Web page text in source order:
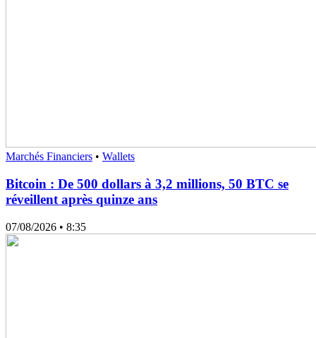
Marchés Financiers • Wallets
Bitcoin : De 500 dollars à 3,2 millions, 50 BTC se
réveillent après quinze ans
07/08/2026 • 8:35